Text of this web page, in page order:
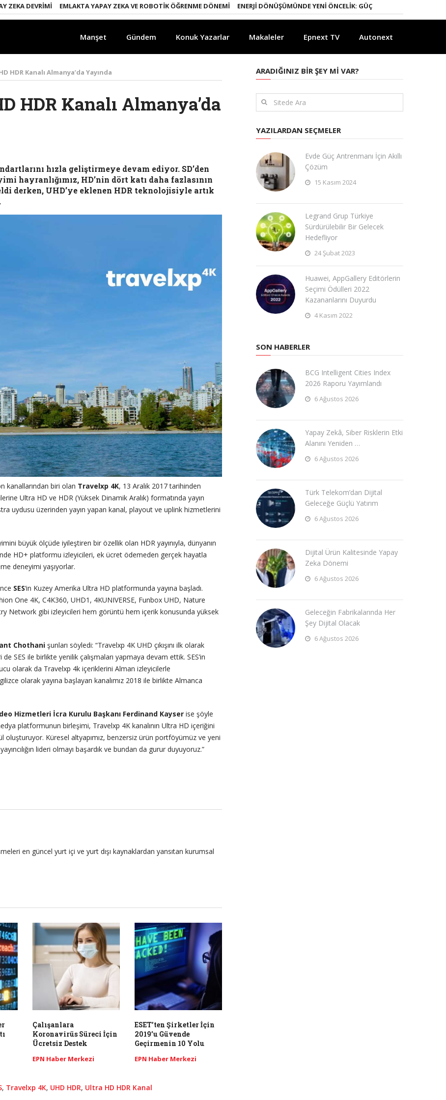
DEVRIMI EMLAKTA YAPAY ZEKA VE ROBOTIK ÖĞRENME DÖNEMI ENERJI DÖNÜŞÜMÜNDE YENI ÖNCELIK: GÜÇLÜ ELEKTRIK ŞEBEKELERI
Manşet Gündem Konuk Yazarlar Makaleler Epnext TV Autonext
HDR Kanalı Almanya’da Yayında
HDR Kanalı Almanya’da
hızla geliştirmeye devam ediyor. SD’den
hayranlığımız, HD’nin dört katı daha fazlasının
derken, UHD’ye eklenen HDR teknolojisiyle artık
kanallarından biri olan Travelxp 4K, 13 Aralık 2017 tarihinden
Ultra HD ve HDR (Yüksek Dinamik Aralık) formatında yayın
uydusu üzerinden yayın yapan kanal, playout ve uplink hizmetlerini
büyük ölçüde iyileştiren bir özellik olan HDR yayınıyla, dünyanın
HD+ platformu izleyicileri, ek ücret ödemeden gerçek hayatla
deneyimi yaşıyorlar.
SES‘in Kuzey Amerika Ultra HD platformunda yayına başladı.
One 4K, C4K360, UHD1, 4KUNIVERSE, Funbox UHD, Nature
Network gibi izleyicileri hem görüntü hem içerik konusunda yüksek
Chothani şunları söyledi: “Travelxp 4K UHD çıkışını ilk olarak
SES ile birlikte yenilik çalışmaları yapmaya devam ettik. SES’in
olarak da Travelxp 4k içeriklerini Alman izleyicilerle
olarak yayına başlayan kanalımız 2018 ile birlikte Almanca
Hizmetleri İcra Kurulu Başkanı Ferdinand Kayser ise şöyle
platformunun birleşimi, Travelxp 4K kanalının Ultra HD içeriğini
oluşturuyor. Küresel altyapımız, benzersiz ürün portföyümüz ve yeni
lideri olmayı başardık ve bundan da gurur duyuyoruz.”
en güncel yurt içi ve yurt dışı kaynaklardan yansıtan kurumsal
Çalışanlara
Koronavirüs Süreci İçin
Ücretsiz Destek
EPN Haber Merkezi
ESET’ten Şirketler İçin
2019’u Güvende
Geçirmenin 10 Yolu
EPN Haber Merkezi
, Travelxp 4K, UHD HDR, Ultra HD HDR Kanal
ARADIĞINIZ BIR ŞEY MI VAR?
YAZILARDAN SEÇMELER
Evde Güç Antrenmanı İçin Akıllı
Çözüm
15 Kasım 2024
Legrand Grup Türkiye
Sürdürülebilir Bir Gelecek
Hedefliyor
24 Şubat 2023
Huawei, AppGallery Editörlerin
Seçimi Ödülleri 2022
Kazananlarını Duyurdu
4 Kasım 2022
SON HABERLER
BCG Intelligent Cities Index
2026 Raporu Yayımlandı
6 Ağustos 2026
Yapay Zekâ, Siber Risklerin Etki
Alanını Yeniden …
6 Ağustos 2026
Türk Telekom’dan Dijital
Geleceğe Güçlü Yatırım
6 Ağustos 2026
Dijital Ürün Kalitesinde Yapay
Zeka Dönemi
6 Ağustos 2026
Geleceğin Fabrikalarında Her
Şey Dijital Olacak
6 Ağustos 2026